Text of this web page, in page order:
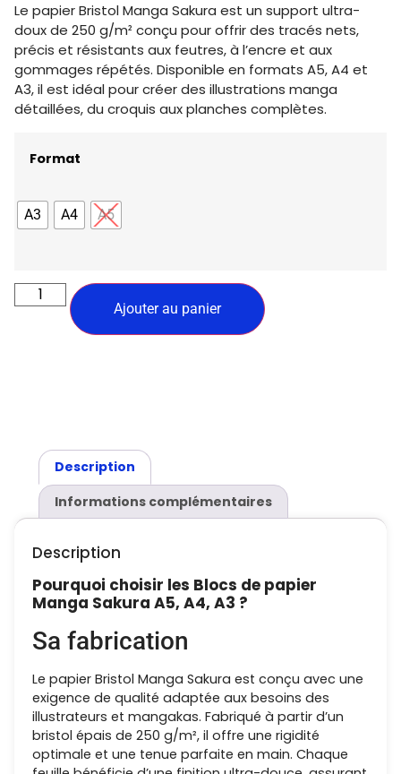
Le papier Bristol Manga Sakura est un support ultra-
doux de 250 g/m² conçu pour offrir des tracés nets,
précis et résistants aux feutres, à l’encre et aux
gommages répétés. Disponible en formats A5, A4 et
A3, il est idéal pour créer des illustrations manga
détaillées, du croquis aux planches complètes.
Format
A3 A4 A5
Ajouter au panier
Description
Informations complémentaires
Description
Pourquoi choisir les Blocs de papier
Manga Sakura A5, A4, A3 ?
Sa fabrication
Le papier Bristol Manga Sakura est conçu avec une
exigence de qualité adaptée aux besoins des
illustrateurs et mangakas. Fabriqué à partir d’un
bristol épais de 250 g/m², il offre une rigidité
optimale et une tenue parfaite en main. Chaque